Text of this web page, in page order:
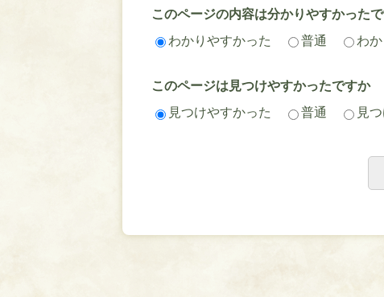
このページの内容は分かりやすかった
わかりやすかった
普通 わ
このページは見つけやすかったですか
見つけやすかった
普通 見